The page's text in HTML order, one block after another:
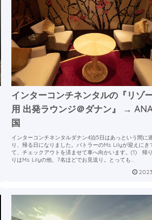
インターコンチネンタルの『リゾ
用 出発ラウンジ＠ダナン』 →
国
インターコンチネンタルダナン4泊5日はあっという間に
り、帰る日になりました。バトラーのMs. Lilyが迎えにき
て、チェックアウトを済ませて車へ向かいます。(1) 帰
りはMs. Lilyの他、7名ほどでお見送り。とっても...